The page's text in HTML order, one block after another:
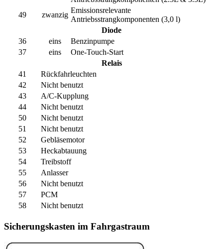
49
zwanzig
Emissionsrelevante
Antriebsstrangkomponenten (3,0 l)
Diode
36
eins
Benzinpumpe
37
eins
One-Touch-Start
Relais
41
Rückfahrleuchten
42
Nicht benutzt
43
A/C-Kupplung
44
Nicht benutzt
50
Nicht benutzt
51
Nicht benutzt
52
Gebläsemotor
53
Heckabtauung
54
Treibstoff
55
Anlasser
56
Nicht benutzt
57
PCM
58
Nicht benutzt
Sicherungskasten im Fahrgastraum